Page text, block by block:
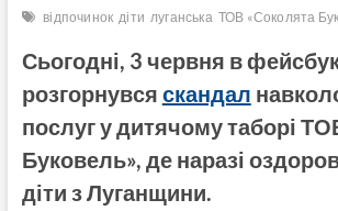
відпочинок діти луганська ТОВ «Соколята
Сьогодні, 3 червня в
розгорнувся скандал
послуг у дитячому таборі
Буковель», де наразі
діти з Луганщини.